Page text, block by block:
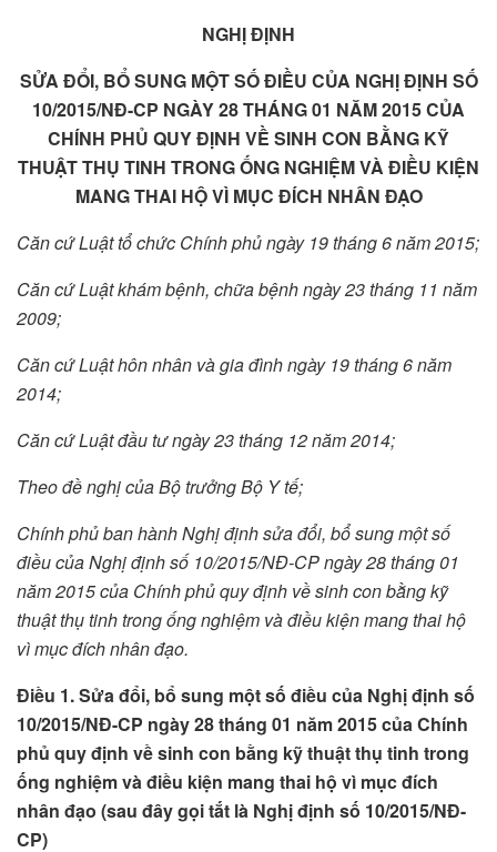
NGHỊ ĐỊNH
SỬA ĐỔI, BỔ SUNG MỘT SỐ ĐIỀU CỦA NGHỊ ĐỊNH SỐ
10/2015/NĐ-CP NGÀY 28 THÁNG 01 NĂM 2015 CỦA
CHÍNH PHỦ QUY ĐỊNH VỀ SINH CON BẰNG KỸ
THUẬT THỤ TINH TRONG ỐNG NGHIỆM VÀ ĐIỀU KIỆN
MANG THAI HỘ VÌ MỤC ĐÍCH NHÂN ĐẠO
Căn cứ Luật tổchức Chính phủ ngày 19 tháng 6 năm 2015;
Căn cứ Luật khám bệnh, chữa bệnh ngày 23 tháng 11 năm
2009;
Căn cứ Luật hôn nhân và gia đình ngày 19 tháng 6 năm
2014;
Căn cứ Luật đầu tư ngày 23 tháng 12 năm 2014;
Theo đề nghị của Bộ trưởng Bộ Y tế;
Chính phủ ban hành Nghị định sửa đổi, bổsung một số
điều của Nghị định số 10/2015/NĐ-CP ngày 28 tháng 01
năm 2015 của Chính phủ quy định về sinh con bằng kỹ
thuật thụ tinhtrongống nghiệm và điều kiện mang thai hộ
vì mục đích nhân đạo.
Điều 1. Sửa đổi, bổ sung một số điều của Nghị định số
10/2015/NĐ-CP ngày 28 tháng 01 năm 2015 của Chính
phủ quy định về sinh con bằng kỹ thuật thụ tinh trong
ống nghiệm và điều kiện mang thai hộ vì mục đích
nhân đạo (sau đây gọi tắt là Nghị định số 10/2015/NĐ-
CP)